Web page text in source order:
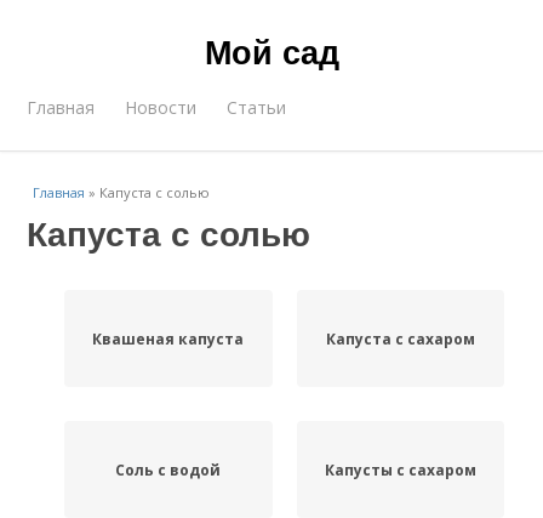
Мой сад
Главная Новости Статьи
Главная » Капуста с солью
Капуста с солью
Квашеная капуста Капуста с сахаром
Соль с водой Капусты с сахаром